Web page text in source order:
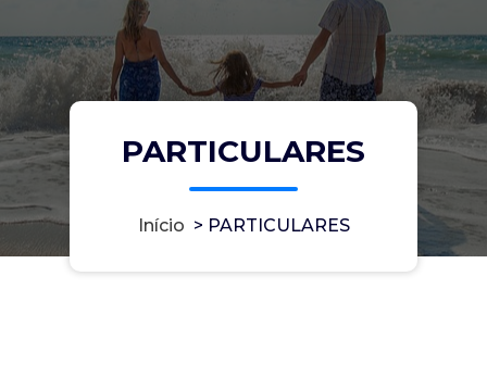
PARTICULARES
Início > PARTICULARES